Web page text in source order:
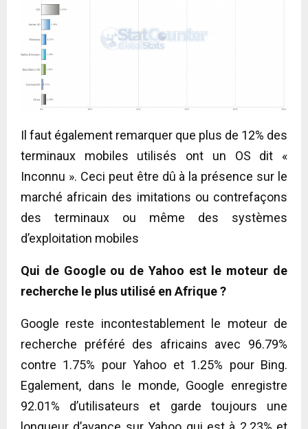
Il faut également remarquer que plus de 12% des
terminaux mobiles utilisés ont un OS dit «
Inconnu ». Ceci peut être dû à la présence sur le
marché africain des imitations ou contrefaçons
des terminaux ou même des systèmes
d’exploitation mobiles
Qui de Google ou de Yahoo est le moteur de
recherche le plus utilisé en Afrique ?
Google reste incontestablement le moteur de
recherche préféré des africains avec 96.79%
contre 1.75% pour Yahoo et 1.25% pour Bing.
Egalement, dans le monde, Google enregistre
92.01% d’utilisateurs et garde toujours une